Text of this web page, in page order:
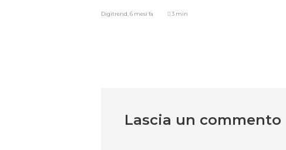
Digitrend,6 mesi fa 3 min
Lascia un commento